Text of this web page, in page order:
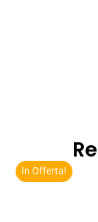
In Offerta!